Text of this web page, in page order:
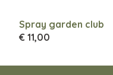
Spray garden club
€ 11,00